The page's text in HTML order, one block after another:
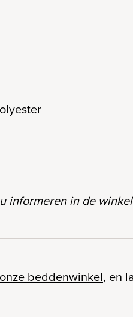
informeren in de
onze beddenwinkel, en